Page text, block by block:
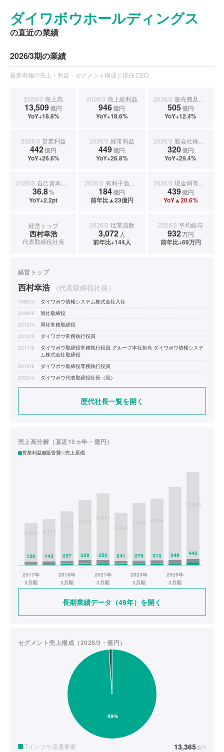
ダイワボウホールディングス
の直近の業績
2026/3期の業績
最新有報の売上・利益・セグメント構成と現任 CEO
2026/3 売上高
13,509億円
YoY+18.8%
2026/3 売上総利益
946億円
YoY+18.6%
2026/3 販売費及び一般管理費
505億円
YoY+12.4%
2026/3 営業利益
442億円
YoY+26.6%
2026/3 経常利益
449億円
YoY+26.8%
2026/3 親会社株主に帰属する当期純利益
320億円
YoY+29.4%
2026/3 自己資本比率
36.8%
YoY+2.2pt
2026/3 有利子負債合計
184億円
前年比▲23億円
2026/3 現金同等物期末残高
439億円
YoY▲20.6%
経営トップ
西村幸浩
代表取締役社長
2026/3 従業員数
3,072 人
前年比+144人
2026/3 平均給与
932万円
前年比+69万円
経営トップ
西村幸浩 （代表取締役社長）
1985/4
ダイワボウ情報システム株式会社入社
2006/6
同社取締役
2012/4
同社常務取締役
2012/6
ダイワボウ常務執行役員
2017/6
ダイワボウ取締役常務執行役員 グループ本社担当 ダイワボウ情報システ
ム株式会社取締役
2018/6
ダイワボウ取締役専務執行役員
2020/4
ダイワボウ代表取締役社長（現）
歴代社長一覧を開く
売上高分解（直近10ヵ年・億円）
営業利益 販管費 売上原価
長期業績データ（49年）を開く
セグメント売上構成（2026/3・億円）
ITインフラ流通事業 13,365億円